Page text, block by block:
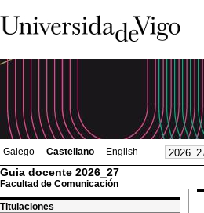
Galego Castellano English
Guia docente 2026_27
Facultad de Comunicación
Titulaciones